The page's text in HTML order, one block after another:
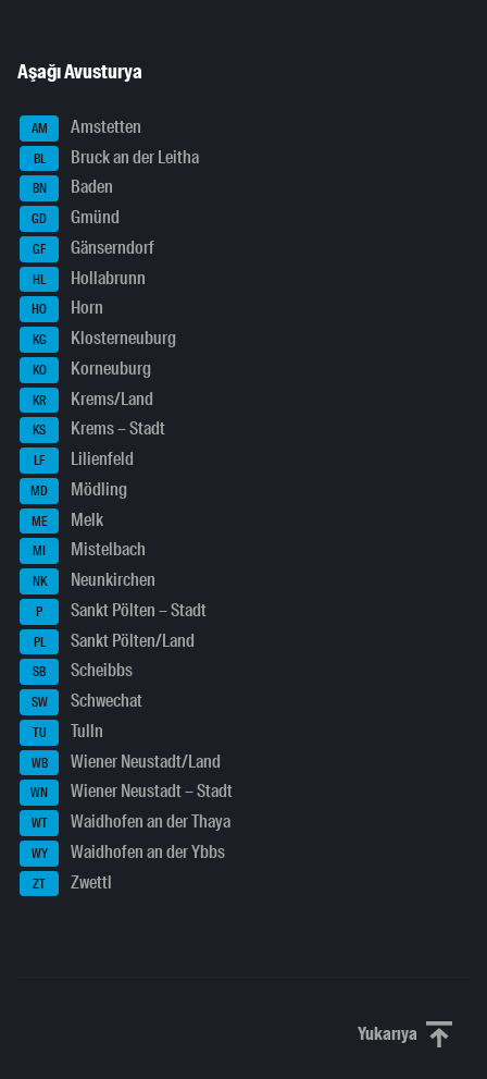
Aşağı Avusturya
AM Amstetten
BL Bruck an der Leitha
BN Baden
GD Gmünd
GF Gänserndorf
HL Hollabrunn
HO Horn
KG Klosterneuburg
KO Korneuburg
KR Krems/Land
KS Krems – Stadt
LF Lilienfeld
MD Mödling
ME Melk
MI Mistelbach
NK Neunkirchen
P Sankt Pölten – Stadt
PL Sankt Pölten/Land
SB Scheibbs
SW Schwechat
TU Tulln
WB Wiener Neustadt/Land
WN Wiener Neustadt – Stadt
WT Waidhofen an der Thaya
WY Waidhofen an der Ybbs
ZT Zwettl
YukarıyaYukarı